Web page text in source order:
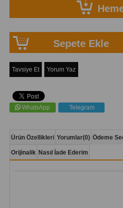
Tavsiye Et Yorum Yaz
WhatsApp Telegram
Ürün Özellikleri Yorumlar(0) Ödeme
Orijinalik Nasıl İade Ederim